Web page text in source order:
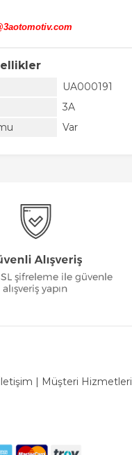
UA000191
3A
Var
| Müşteri Hizmetleri